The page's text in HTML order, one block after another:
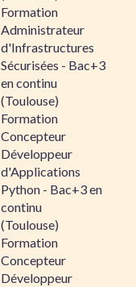
Formation
Administrateur
d'Infrastructures
Sécurisées - Bac+3
en continu
(Toulouse)
Formation
Concepteur
Développeur
d'Applications
Python - Bac+3 en
continu
(Toulouse)
Formation
Concepteur
Développeur